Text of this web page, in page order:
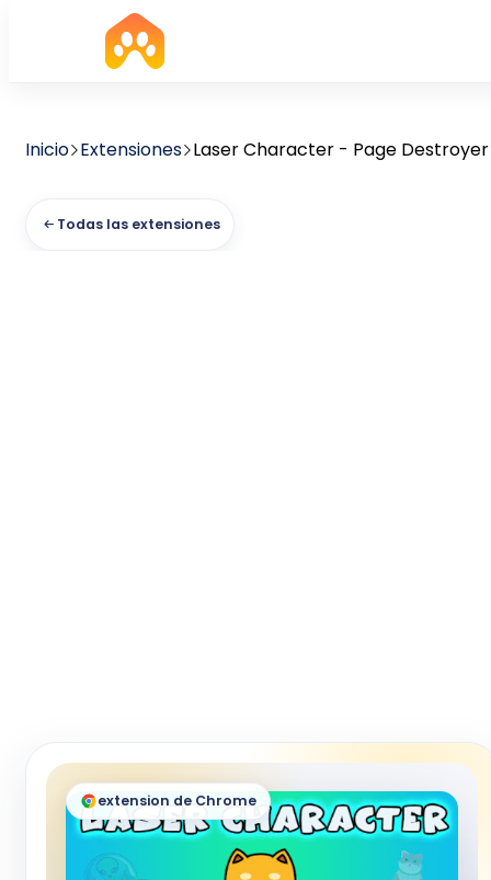
Inicio Extensiones Laser Character - Page Destroyer
Todas las extensiones
extension de Chrome